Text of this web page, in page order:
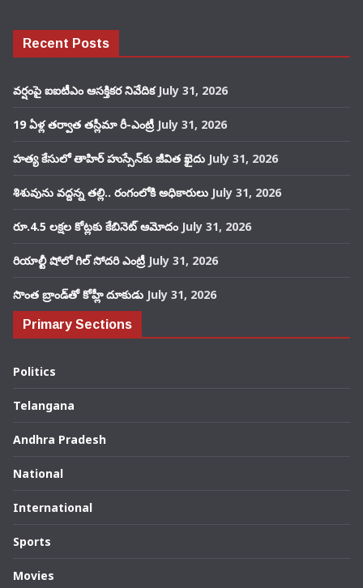
Recent Posts
వర్షంపై ఐఐటీఎం ఆసక్తికర నివేదిక July 31, 2026
19 ఏళ్ల తర్వాత తస్లీమా రీ-ఎంట్రీ July 31, 2026
హత్య కేసులో తాహిర్ హుస్సేన్‌కు జీవిత ఖైదు July 31, 2026
శిశువును వద్దన్న తల్లి.. రంగంలోకి అధికారులు July 31, 2026
రూ.4.5 లక్షల కోట్లకు కేబినెట్ ఆమోదం July 31, 2026
రియాల్టీ షోలో గిల్ సోదరి ఎంట్రీ July 31, 2026
సొంత బ్రాండ్‌తో కోహ్లీ దూకుడు July 31, 2026
Primary Sections
Politics
Telangana
Andhra Pradesh
National
International
Sports
Movies